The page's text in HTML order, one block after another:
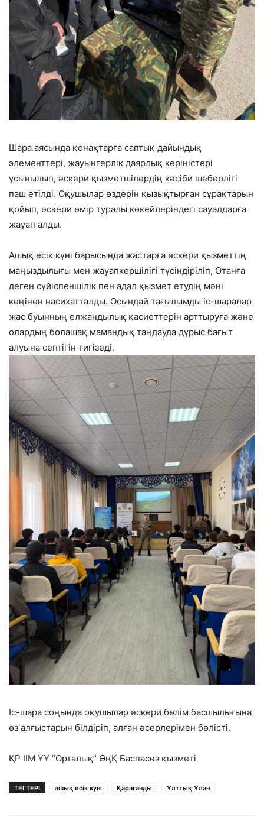
Шара аясында қонақтарға саптық дайындық
элементтері, жауынгерлік даярлық көріністері
ұсынылып, әскери қызметшілердің кәсіби шеберлігі
паш етілді. Оқушылар өздерін қызықтырған сұрақтарын
қойып, әскери өмір туралы көкейлеріндегі сауалдарға
жауап алды.
Ашық есік күні барысында жастарға әскери қызметтің
маңыздылығы мен жауапкершілігі түсіндіріліп, Отанға
деген сүйіспеншілік пен адал қызмет етудің мәні
кеңінен насихатталды. Осындай тағылымды іс-шаралар
жас буынның елжандылық қасиеттерін арттыруға және
олардың болашақ мамандық таңдауда дұрыс бағыт
алуына септігін тигізеді.
Іс-шара соңында оқушылар әскери бөлім басшылығына
өз алғыстарын білдіріп, алған әсерлерімен бөлісті.
ҚР ІІМ ҰҰ “Орталық” ӨңҚ Баспасөз қызметі
ТЕГТЕРІ ашық есік күні Қарағанды Ұлттық Ұлан